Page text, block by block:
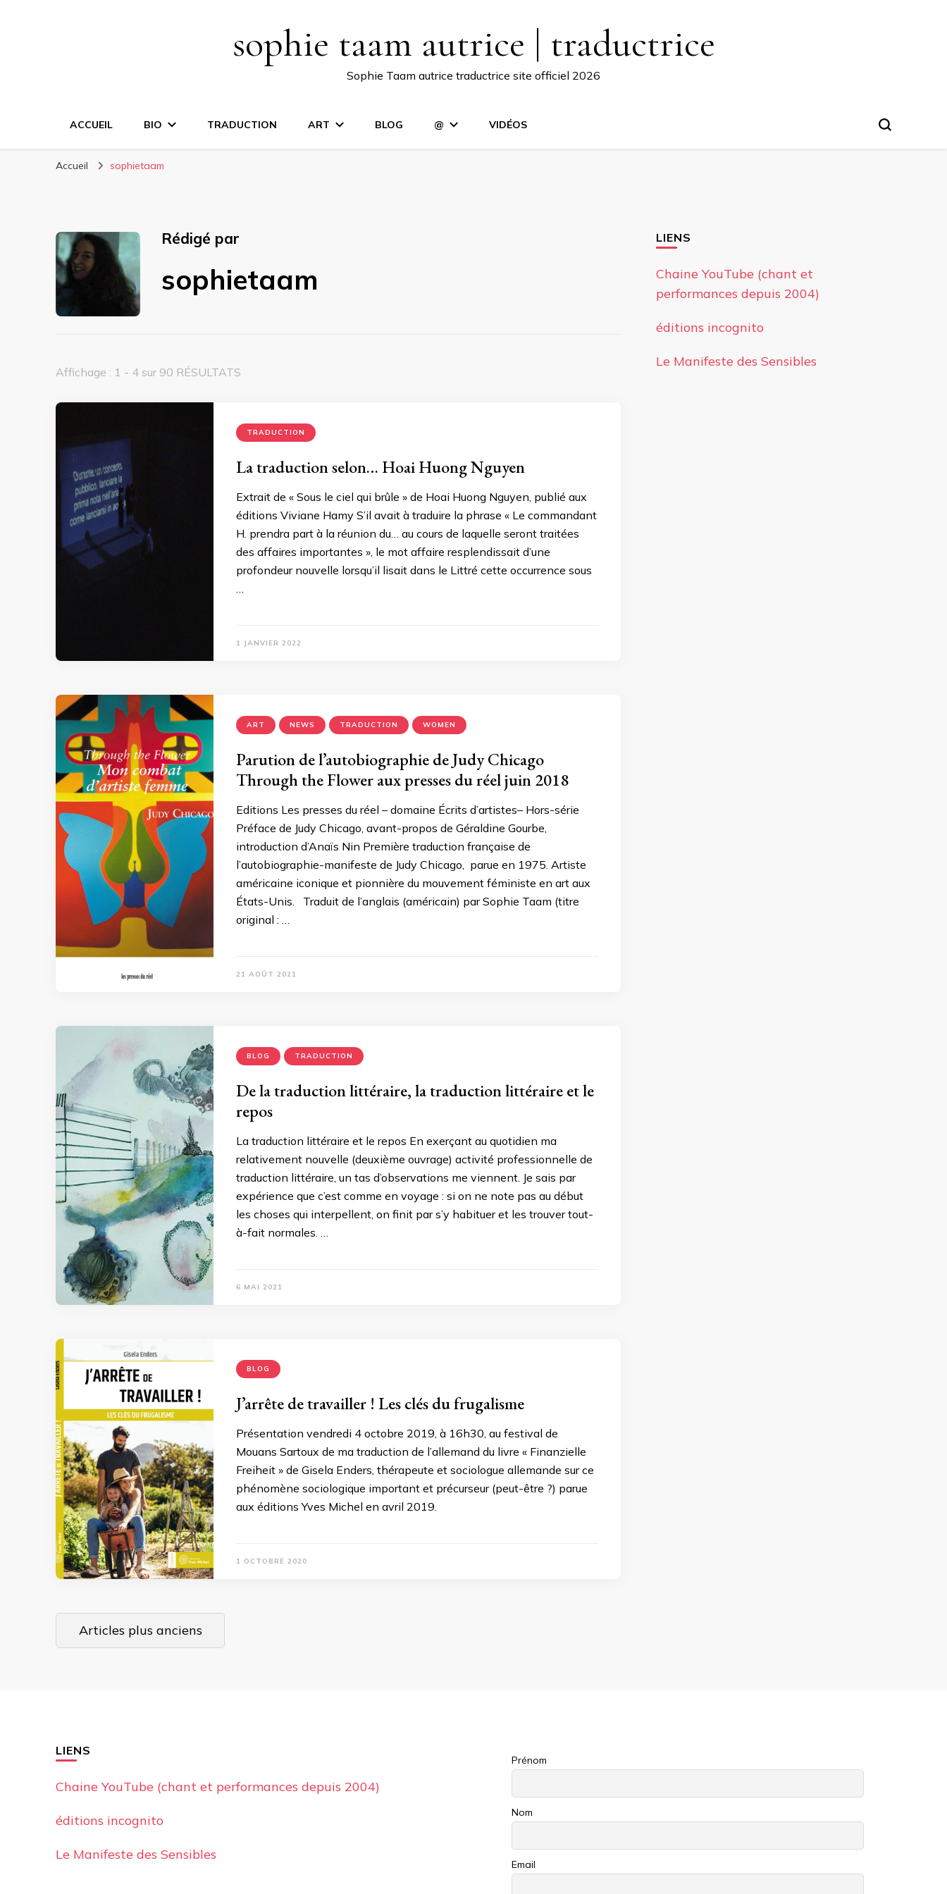
sophie taam autrice | traductrice
Sophie Taam autrice traductrice site officiel 2026
ACCUEIL BIO TRADUCTION ART BLOG @ VIDÉOS
Accueil sophietaam
Rédigé par
sophietaam
Affichage : 1 - 4 sur 90 RÉSULTATS
TRADUCTION
La traduction selon… Hoai Huong Nguyen
Extrait de « Sous le ciel qui brûle » de Hoai Huong Nguyen, publié aux
éditions Viviane Hamy S’il avait à traduire la phrase « Le commandant
H. prendra part à la réunion du… au cours de laquelle seront traitées
des affaires importantes », le mot affaire resplendissait d’une
profondeur nouvelle lorsqu’il lisait dans le Littré cette occurrence sous
…
1 JANVIER 2022
ART NEWS TRADUCTION WOMEN
Parution de l’autobiographie de Judy Chicago
Through the Flower aux presses du réel juin 2018
Editions Les presses du réel – domaine Écrits d’artistes– Hors-série
Préface de Judy Chicago, avant-propos de Géraldine Gourbe,
introduction d’Anaïs Nin Première traduction française de
l’autobiographie-manifeste de Judy Chicago, parue en 1975. Artiste
américaine iconique et pionnière du mouvement féministe en art aux
États-Unis. Traduit de l’anglais (américain) par Sophie Taam (titre
original : …
21 AOÛT 2021
BLOG TRADUCTION
De la traduction littéraire, la traduction littéraire et le
repos
La traduction littéraire et le repos En exerçant au quotidien ma
relativement nouvelle (deuxième ouvrage) activité professionnelle de
traduction littéraire, un tas d’observations me viennent. Je sais par
expérience que c’est comme en voyage : si on ne note pas au début
les choses qui interpellent, on finit par s’y habituer et les trouver tout-
à-fait normales. …
6 MAI 2021
BLOG
J’arrête de travailler ! Les clés du frugalisme
Présentation vendredi 4 octobre 2019, à 16h30, au festival de
Mouans Sartoux de ma traduction de l’allemand du livre « Finanzielle
Freiheit » de Gisela Enders, thérapeute et sociologue allemande sur ce
phénomène sociologique important et précurseur (peut-être ?) parue
aux éditions Yves Michel en avril 2019.
1 OCTOBRE 2020
Navigation
desArticles plus anciens
LIENS
Chaine YouTube (chant et
performances depuis 2004)
éditions incognito
Le Manifeste des Sensibles
LIENS
Chaine YouTube (chant et performances depuis 2004)
éditions incognito
Le Manifeste des Sensibles
Prénom
Nom
Email